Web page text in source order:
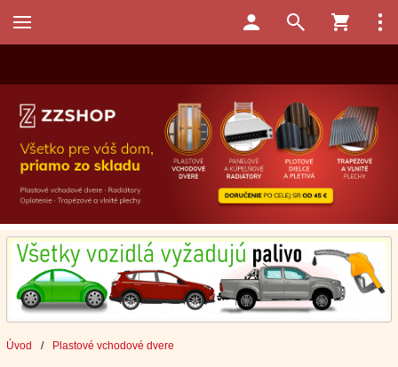
Úvod / Plastové vchodové dvere